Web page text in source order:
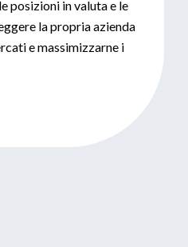
posizioni in valuta e le
la propria azienda
e massimizzarne i